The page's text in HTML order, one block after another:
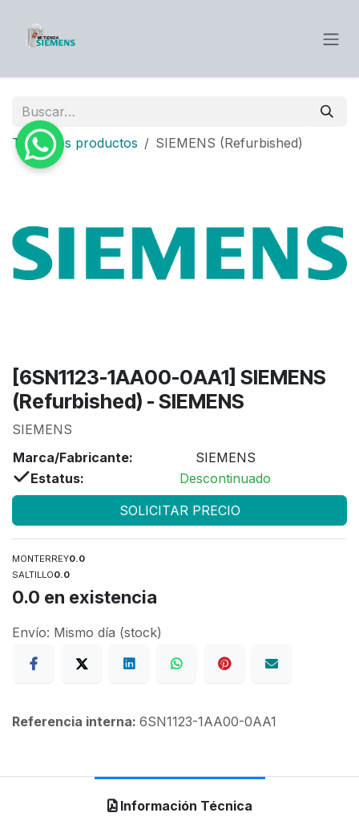
Todos los productos SIEMENS (Refurbished)
[6SN1123-1AA00-0AA1] SIEMENS
(Refurbished) - SIEMENS
SIEMENS
Marca/Fabricante:
SIEMENS
Estatus:
Descontinuado
SOLICITAR PRECIO
MONTERREY0.0
SALTILLO0.0
0.0 en existencia
Envío: Mismo día (stock)
Referencia interna: 6SN1123-1AA00-0AA1
Información Técnica